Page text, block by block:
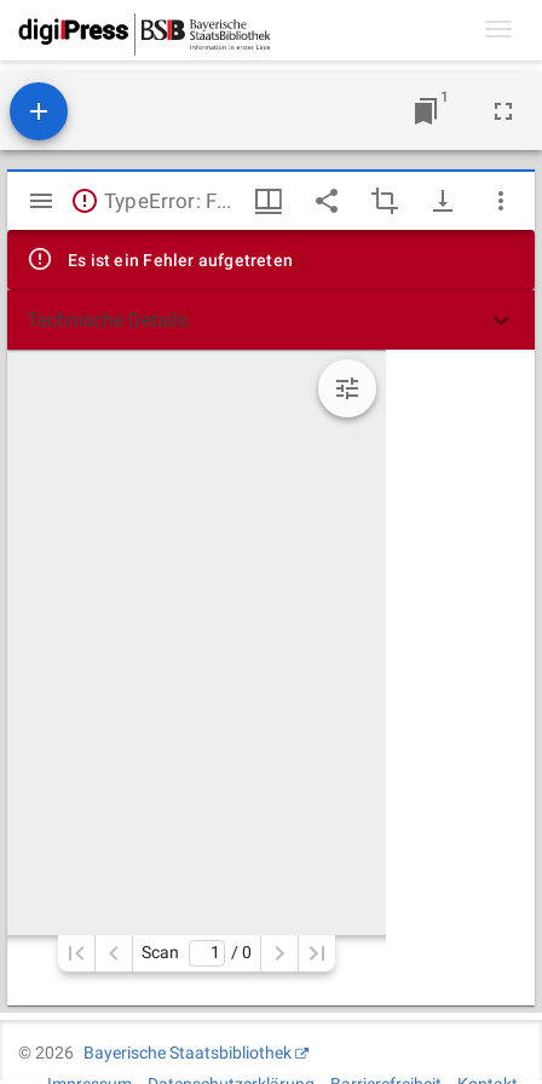
1
Mirador
Viewer
TypeError: Failed to fetch
Es ist ein Fehler aufgetreten
Technische Details
Scan / 0
©2026
Bayerische Staatsbibliothek